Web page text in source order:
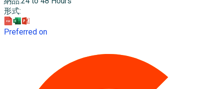
形式:
Preferred on